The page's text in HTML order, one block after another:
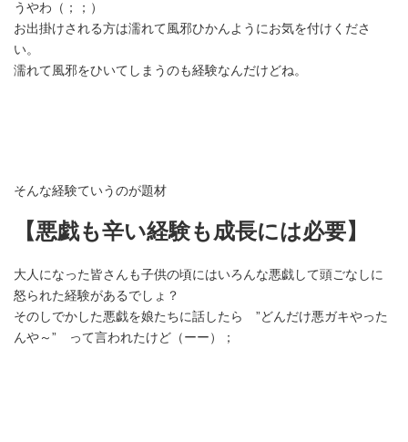
うやわ（；；）
お出掛けされる方は濡れて風邪ひかんようにお気を付けくださ
い。
濡れて風邪をひいてしまうのも経験なんだけどね。
そんな経験ていうのが題材
【悪戯も辛い経験も成長には必要】
大人になった皆さんも子供の頃にはいろんな悪戯して頭ごなしに
怒られた経験があるでしょ？
そのしでかした悪戯を娘たちに話したら ”どんだけ悪ガキやった
んや～” って言われたけど（ーー）；